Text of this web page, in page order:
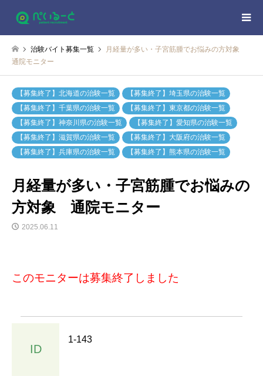
治験バイト募集一覧
月経量が多い・子宮筋腫でお悩みの方対象
通院モニター
【募集終了】北海道の治験一覧
【募集終了】埼玉県の治験一覧
【募集終了】千葉県の治験一覧
【募集終了】東京都の治験一覧
【募集終了】神奈川県の治験一覧
【募集終了】愛知県の治験一覧
【募集終了】滋賀県の治験一覧
【募集終了】大阪府の治験一覧
【募集終了】兵庫県の治験一覧
【募集終了】熊本県の治験一覧
月経量が多い・子宮筋腫でお悩みの
方対象 通院モニター
2025.06.11
このモニターは募集終了しました
ID
1-143